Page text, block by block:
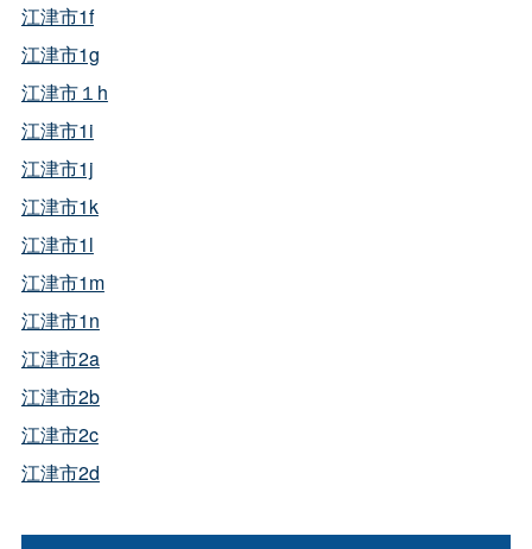
江津市1f
江津市1g
江津市１h
江津市1i
江津市1j
江津市1k
江津市1l
江津市1m
江津市1n
江津市2a
江津市2b
江津市2c
江津市2d